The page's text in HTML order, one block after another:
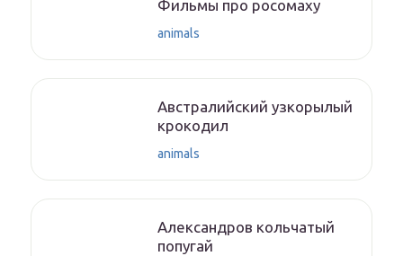
Фильмы про росомаху
animals
Австралийский узкорылый
крокодил
animals
Александров кольчатый
попугай